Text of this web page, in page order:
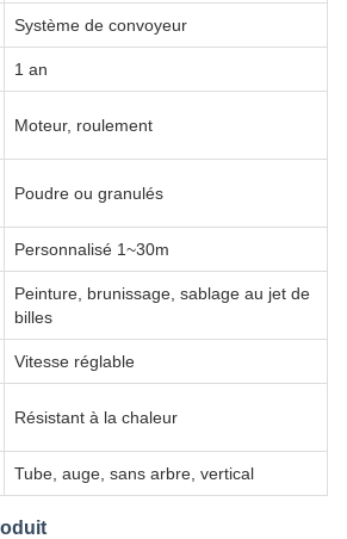
Système de convoyeur
1 an
Moteur, roulement
Poudre ou granulés
Personnalisé 1~30m
Peinture, brunissage, sablage au jet de
billes
Vitesse réglable
Résistant à la chaleur
Tube, auge, sans arbre, vertical